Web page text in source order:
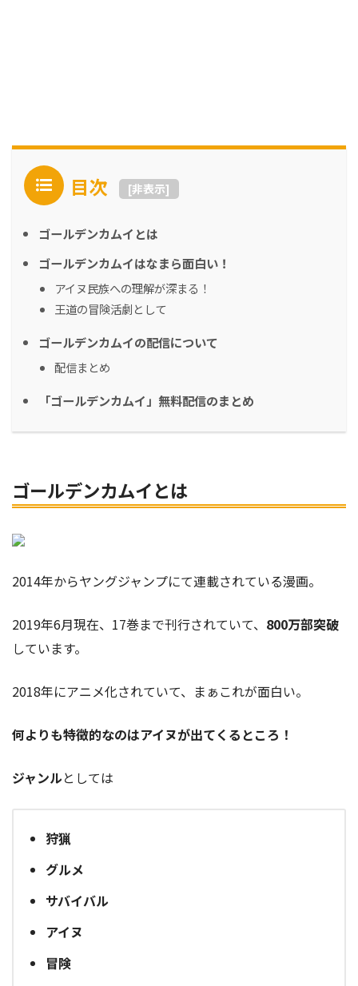
目次 [非表示]
ゴールデンカムイとは
ゴールデンカムイはなまら面白い！
アイヌ民族への理解が深まる！
王道の冒険活劇として
ゴールデンカムイの配信について
配信まとめ
「ゴールデンカムイ」無料配信のまとめ
ゴールデンカムイとは
2014年からヤングジャンプにて連載されている漫画。
2019年6月現在、17巻まで刊行されていて、 800万部突破
しています。
2018年にアニメ化されていて、まぁこれが面白い。
何よりも特徴的なのはアイヌが出てくるところ！
ジャンルとしては
狩猟
グルメ
サバイバル
アイヌ
冒険